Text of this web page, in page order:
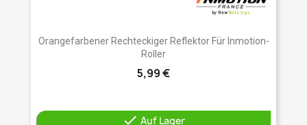
Orangefarbener Rechteckiger Reflektor Für Inmotion-
Roller
5,99 €
 Auf Lager